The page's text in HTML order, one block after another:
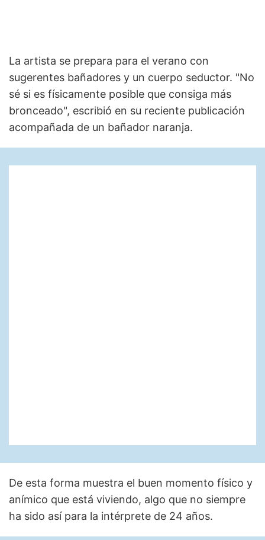
La artista se prepara para el verano con
sugerentes bañadores y un cuerpo seductor. "No
sé si es físicamente posible que consiga más
bronceado", escribió en su reciente publicación
acompañada de un bañador naranja.
De esta forma muestra el buen momento físico y
anímico que está viviendo, algo que no siempre
ha sido así para la intérprete de 24 años.